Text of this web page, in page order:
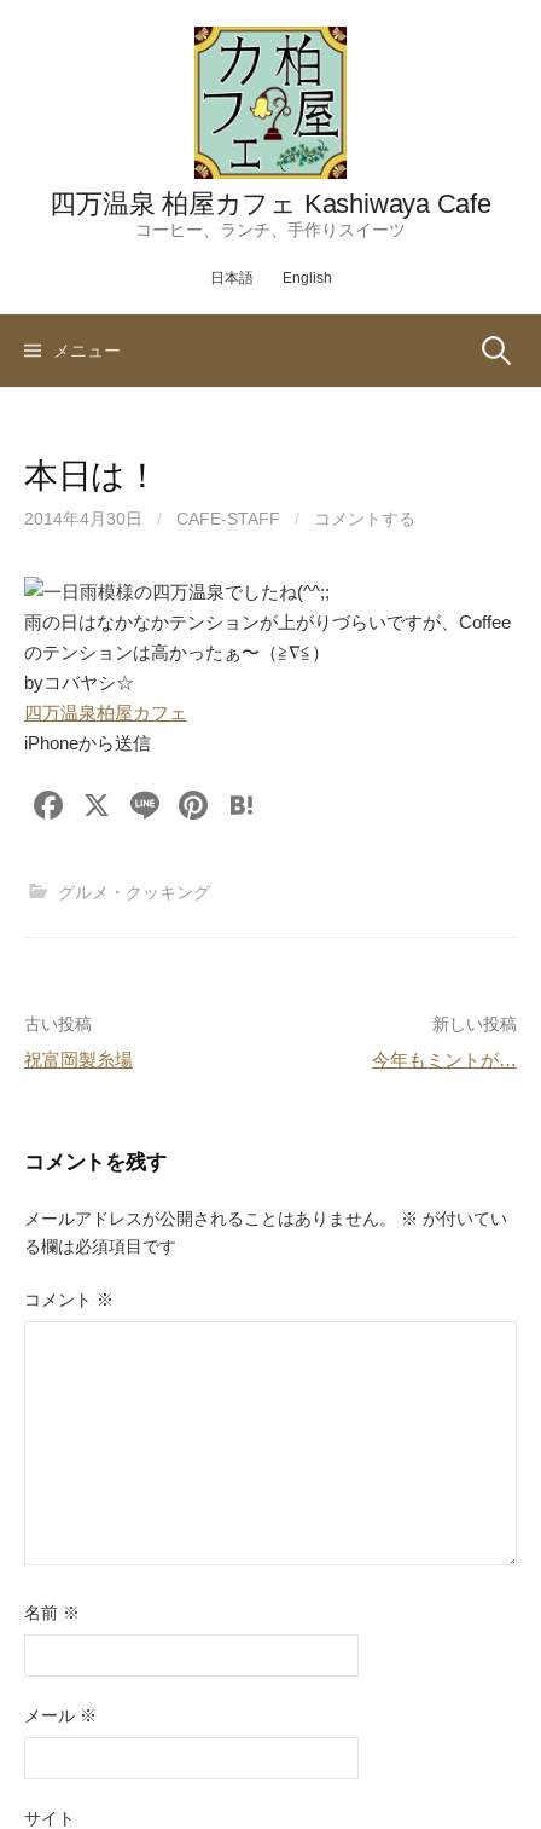
四万温泉 柏屋カフェ Kashiwaya Cafe
コーヒー、ランチ、手作りスイーツ
日本語 English
メニュー 検
本日は！
2014年4月30日 / CAFE-STAFF / コメントする
一日雨模様の四万温泉でしたね(^^;;
雨の日はなかなかテンションが上がりづらいですが、Coffee
のテンションは高かったぁ〜（≧∇≦）
byコバヤシ☆
四万温泉柏屋カフェ
iPhoneから送信
F
c
o
k
X
Li
e
Pi
グルメ・クッキング
投
稿
ビ
ゲ
ー
シ
古い投稿
祝富岡製糸場
新しい投稿
今年もミントが…
コメントを残す
メールアドレスが公開されることはありません。 ※ が付いてい
る欄は必須項目です
コメント ※
名前 ※
メール ※
サイト